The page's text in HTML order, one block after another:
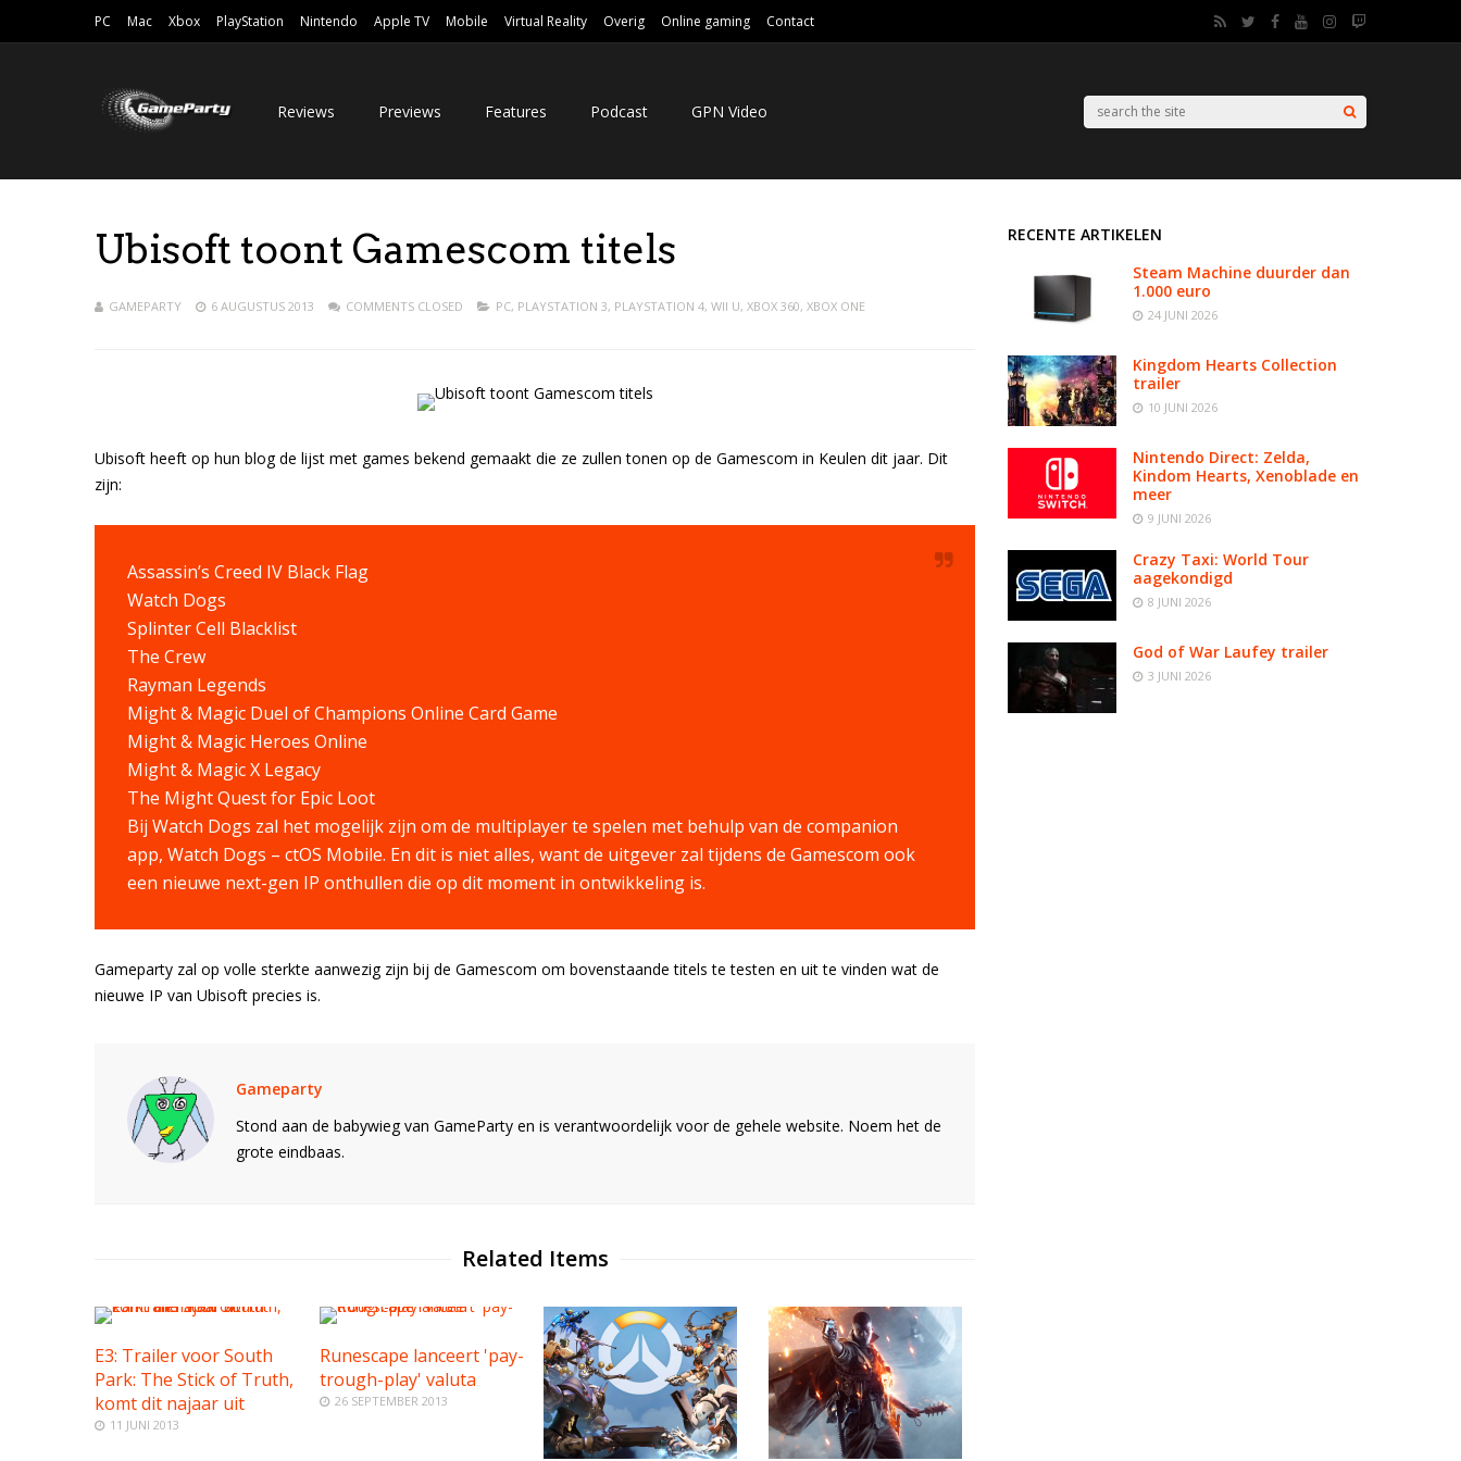
PC Mac Xbox PlayStation Nintendo Apple TV Mobile Virtual Reality Overig Online gaming Contact
Reviews Previews Features Podcast GPN Video
Ubisoft toont Gamescom titels
GAMEPARTY 6 AUGUSTUS 2013 COMMENTS CLOSED PC, PLAYSTATION 3, PLAYSTATION 4, WII U, XBOX 360, XBOX ONE
Ubisoft heeft op hun blog de lijst met games bekend gemaakt die ze zullen tonen op de Gamescom in Keulen dit jaar. Dit
zijn:
Assassin’s Creed IV Black Flag
Watch Dogs
Splinter Cell Blacklist
The Crew
Rayman Legends
Might & Magic Duel of Champions Online Card Game
Might & Magic Heroes Online
Might & Magic X Legacy
The Might Quest for Epic Loot
Bij Watch Dogs zal het mogelijk zijn om de multiplayer te spelen met behulp van de companion
app, Watch Dogs – ctOS Mobile. En dit is niet alles, want de uitgever zal tijdens de Gamescom ook
een nieuwe next-gen IP onthullen die op dit moment in ontwikkeling is.
Gameparty zal op volle sterkte aanwezig zijn bij de Gamescom om bovenstaande titels te testen en uit te vinden wat de
nieuwe IP van Ubisoft precies is.
Gameparty
Stond aan de babywieg van GameParty en is verantwoordelijk voor de gehele website. Noem het de
grote eindbaas.
Related Items
E3: Trailer voor South
Park: The Stick of Truth,
komt dit najaar uit
11 JUNI 2013
Runescape lanceert 'pay-
trough-play' valuta
26 SEPTEMBER 2013
RECENTE ARTIKELEN
Steam Machine duurder dan
1.000 euro
24 JUNI 2026
Kingdom Hearts Collection
trailer
10 JUNI 2026
Nintendo Direct: Zelda,
Kindom Hearts, Xenoblade en
meer
9 JUNI 2026
Crazy Taxi: World Tour
aagekondigd
8 JUNI 2026
God of War Laufey trailer
3 JUNI 2026